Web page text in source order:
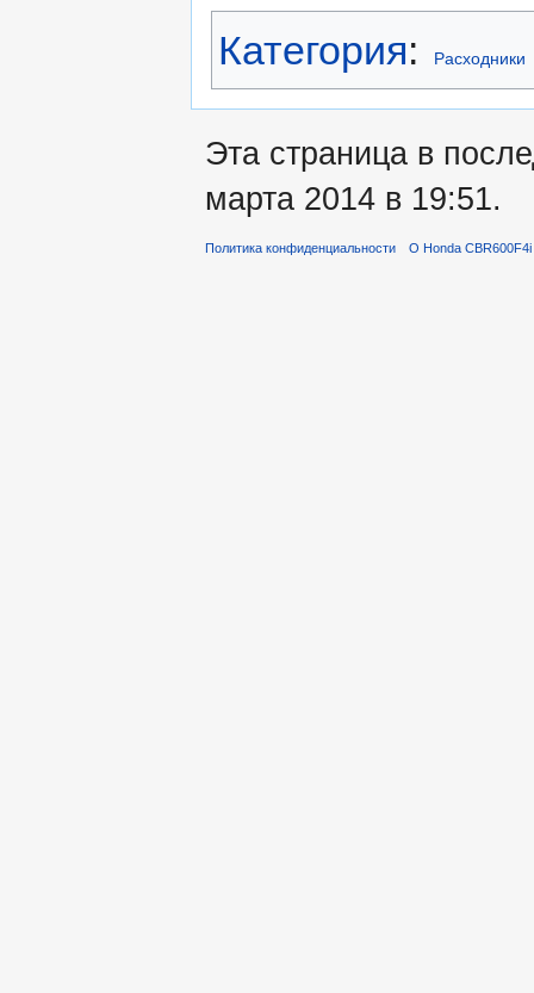
Категория: Расходники
Эта страница в
марта 2014 в 19:51.
Политика конфиденциальности О Honda CBR600F4i